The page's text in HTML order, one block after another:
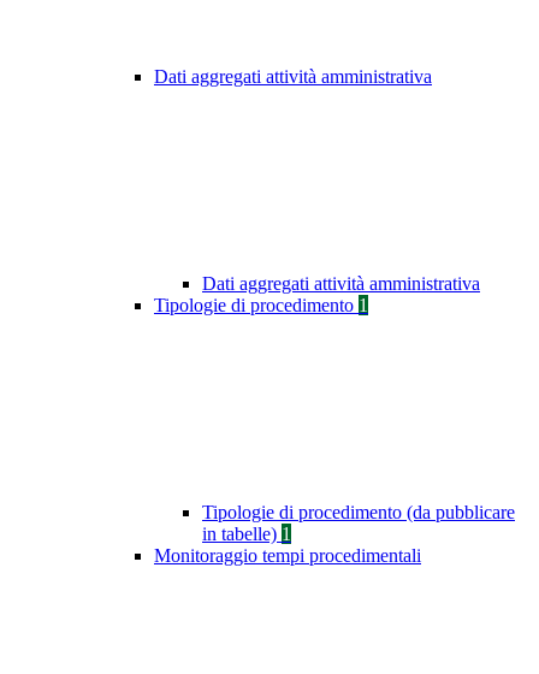
Dati aggregati attività amministrativa
Dati aggregati attività amministrativa
Tipologie di procedimento 1
Tipologie di procedimento (da pubblicare
in tabelle) 1
Monitoraggio tempi procedimentali